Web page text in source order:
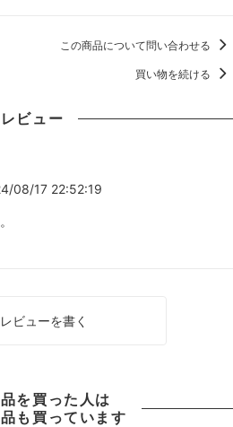
この商品について問い合わせる
買い物を続ける
レビュー
08/17 22:52:19
レビューを書く
を買った人は
も買っています